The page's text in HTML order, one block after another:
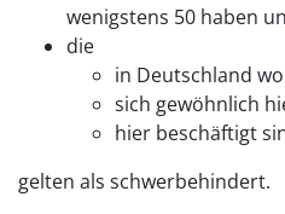
wenigstens 50 haben
die
in Deutschland
sich gewöhnlich
hier beschäftigt
gelten als schwerbehindert.